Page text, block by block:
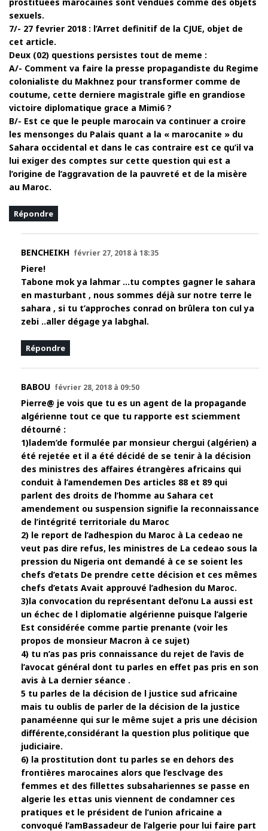
sexuels.
7/- 27 fevrier 2018 : l’Arret definitif de la CJUE, objet de
cet article.
Deux (02) questions persistes tout de meme :
A/- Comment va faire la presse propagandiste du Regime
colonialiste du Makhnez pour transformer comme de
coutume, cette derniere magistrale gifle en grandiose
victoire diplomatique grace a Mimi6 ?
B/- Est ce que le peuple marocain va continuer a croire
les mensonges du Palais quant a la « marocanite » du
Sahara occidental et dans le cas contraire est ce qu’il va
lui exiger des comptes sur cette question qui est a
l’origine de l’aggravation de la pauvreté et de la misère
au Maroc.
Répondre
BENCHEIKH février 27, 2018 à 18:35
Piere!
Tabone mok ya lahmar …tu comptes gagner le sahara
en masturbant , nous sommes déjà sur notre terre le
sahara , si tu t’approches conrad on brûlera ton cul ya
zebi ..aller dégage ya labghal.
Répondre
BABOU février 28, 2018 à 09:50
Pierre@ je vois que tu es un agent de la propagande
algérienne tout ce que tu rapporte est sciemment
détourné :
1)ladem’de formulée par monsieur chergui (algérien) a
été rejetée et il a été décidé de se tenir à la décision
des ministres des affaires étrangères africains qui
conduit à l’amendemen Des articles 88 et 89 qui
parlent des droits de l’homme au Sahara cet
amendement ou suspension signifie la reconnaissance
de l’intégrité territoriale du Maroc
2) le report de l’adhespion du Maroc à La cedeao ne
veut pas dire refus, les ministres de La cedeao sous la
pression du Nigeria ont demandé à ce se soient les
chefs d’etats De prendre cette décision et ces mêmes
chefs d’etats Avait approuvé l’adhesion du Maroc.
3)la convocation du représentant del’onu La aussi est
un échec de l diplomatie algérienne puisque l’algerie
Est considérée comme partie prenante (voir les
propos de monsieur Macron à ce sujet)
4) tu n’as pas pris connaissance du rejet de l’avis de
l’avocat général dont tu parles en effet pas pris en son
avis à La dernier séance .
5 tu parles de la décision de l justice sud africaine
mais tu oublis de parler de la décision de la justice
panaméenne qui sur le même sujet a pris une décision
différente,considérant la question plus politique que
judiciaire.
6) la prostitution dont tu parles se en dehors des
frontières marocaines alors que l’esclvage des
femmes et des fillettes subsahariennes se passe en
algerie les ettas unis viennent de condamner ces
pratiques et le président de l’union africaine a
convoqué l’amBassadeur de l’algerie pour lui faire part